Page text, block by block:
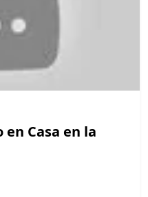
Casa en la